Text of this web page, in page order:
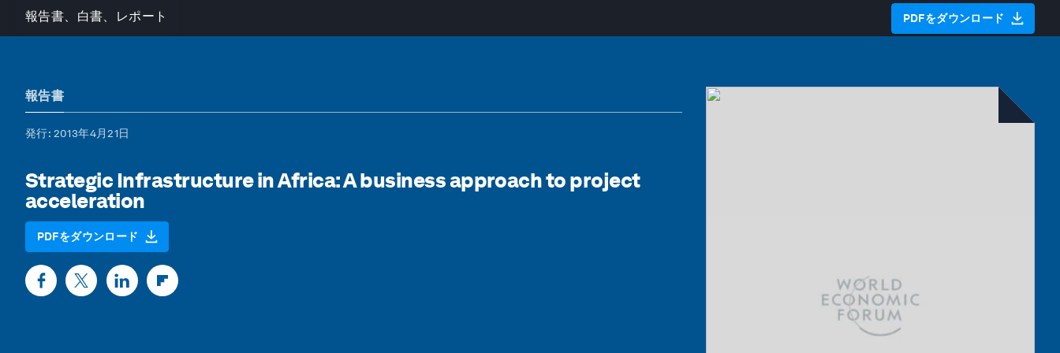
報告書、白書、レポート PDFをダウンロード
報告書
発行: 2013年4月21日
Strategic Infrastructure in Africa: A business approach to project
acceleration
PDFをダウンロード